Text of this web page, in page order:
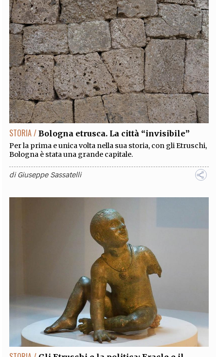
STORIA / Bologna etrusca. La città “invisibile”
Per la prima e unica volta nella sua storia, con gli Etruschi,
Bologna è stata una grande capitale.
diGiuseppe Sassatelli